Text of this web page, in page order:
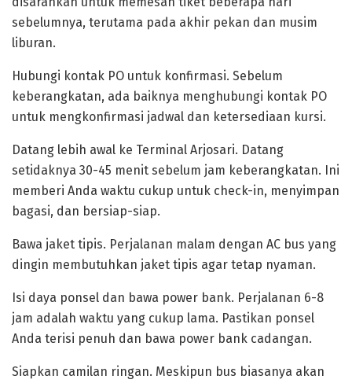
sebelumnya, terutama pada akhir pekan dan musim
liburan.
Hubungi kontak PO untuk konfirmasi. Sebelum
keberangkatan, ada baiknya menghubungi kontak PO
untuk mengkonfirmasi jadwal dan ketersediaan kursi.
Datang lebih awal ke Terminal Arjosari. Datang
setidaknya 30-45 menit sebelum jam keberangkatan. Ini
memberi Anda waktu cukup untuk check-in, menyimpan
bagasi, dan bersiap-siap.
Bawa jaket tipis. Perjalanan malam dengan AC bus yang
dingin membutuhkan jaket tipis agar tetap nyaman.
Isi daya ponsel dan bawa power bank. Perjalanan 6-8
jam adalah waktu yang cukup lama. Pastikan ponsel
Anda terisi penuh dan bawa power bank cadangan.
Siapkan camilan ringan. Meskipun bus biasanya akan